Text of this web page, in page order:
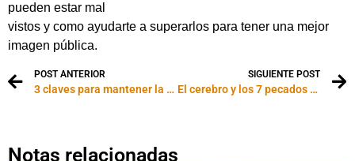
pueden estar mal
vistos y como ayudarte a superarlos para tener una mejor
imagen pública.
POST ANTERIOR
3 claves para mantener la salud mental
SIGUIENTE POST
El cerebro y los 7 pecados capitales
Notas relacionadas